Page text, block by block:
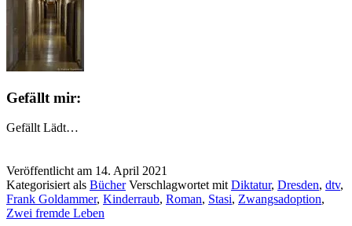
Gefällt mir:
Gefällt Lädt…
Veröffentlicht am 14. April 2021
Kategorisiert als Bücher Verschlagwortet mit Diktatur, Dresden, dtv,
Frank Goldammer, Kinderraub, Roman, Stasi, Zwangsadoption,
Zwei fremde Leben